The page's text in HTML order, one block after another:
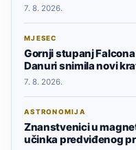
7. 8. 2026.
MJESEC
Gornji stupanj
Danuri snimila novi
7. 8. 2026.
ASTRONOMIJA
Znanstvenici u
učinka predviđenog